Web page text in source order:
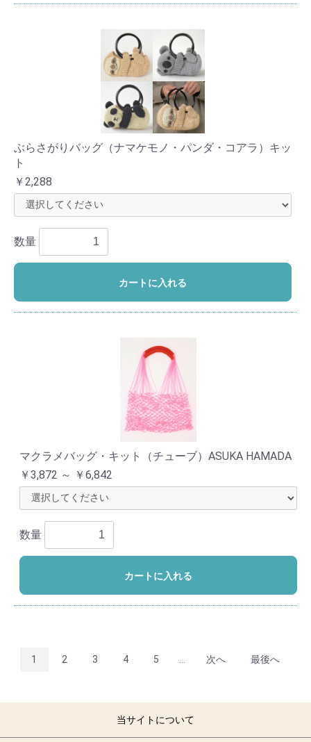
ぶらさがりバッグ（ナマケモノ・パンダ・コアラ）キッ
ト
￥2,288
数量
カートに入れる
マクラメバッグ・キット（チューブ）ASUKA HAMADA
￥3,872 ～ ￥6,842
数量
カートに入れる
1 2 3 4 5 ... 次へ 最後へ
当サイトについて